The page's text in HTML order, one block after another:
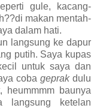
gule, kacang-
makan mentah-
dalam hati.
langsung ke dapur
putih. Saya kupas
untuk saya dan
cobageprakdulu
heummmm baunya
langsung ketelan